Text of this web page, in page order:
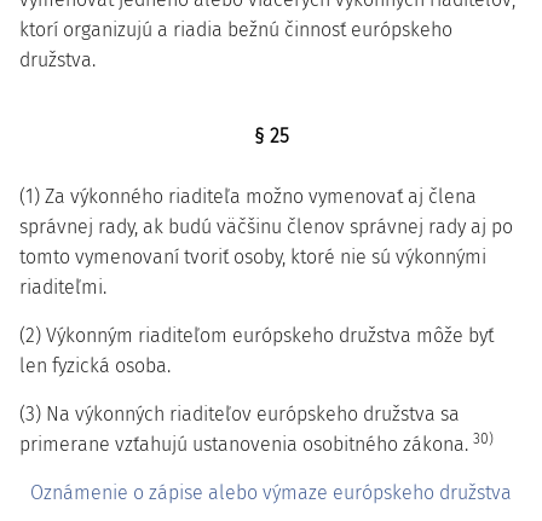
ktorí organizujú a riadia bežnú činnosť európskeho
družstva.
§ 25
(1) Za výkonného riaditeľa možno vymenovať aj člena
správnej rady, ak budú väčšinu členov správnej rady aj po
tomto vymenovaní tvoriť osoby, ktoré nie sú výkonnými
riaditeľmi.
(2) Výkonným riaditeľom európskeho družstva môže byť
len fyzická osoba.
(3) Na výkonných riaditeľov európskeho družstva sa
primerane vzťahujú ustanovenia osobitného zákona. 30)
Oznámenie o zápise alebo výmaze európskeho družstva